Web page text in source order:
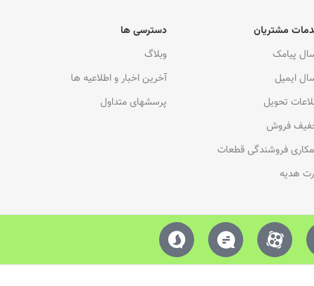
مشتریان
پیامک
ایمیل
تحویل
فروش
فروشندگی قطعات
هدیه
دسترسی ها
وبلاگ
آخرین اخبار و اطلاعیه ها
پرسشهای متداول